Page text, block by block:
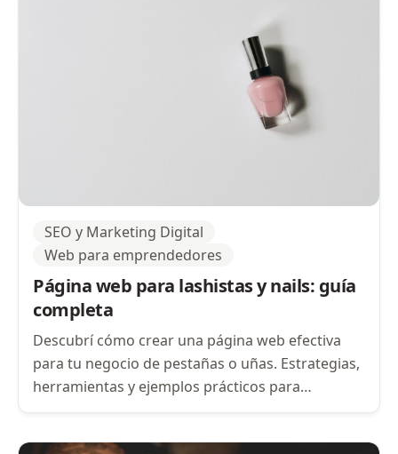
SEO y Marketing Digital
Web para emprendedores
Página web para lashistas y nails: guía
completa
Descubrí cómo crear una página web efectiva
para tu negocio de pestañas o uñas. Estrategias,
herramientas y ejemplos prácticos para